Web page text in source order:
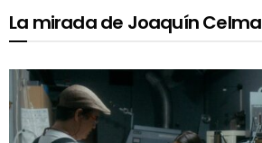
La mirada de Joaquín Celma